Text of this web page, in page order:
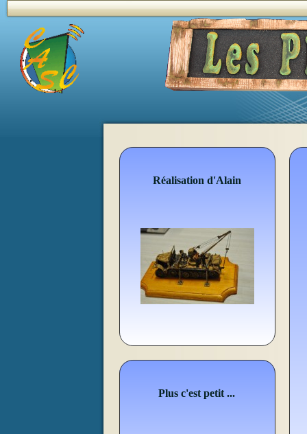
Réalisation d'Alain
Plus c'est petit ...